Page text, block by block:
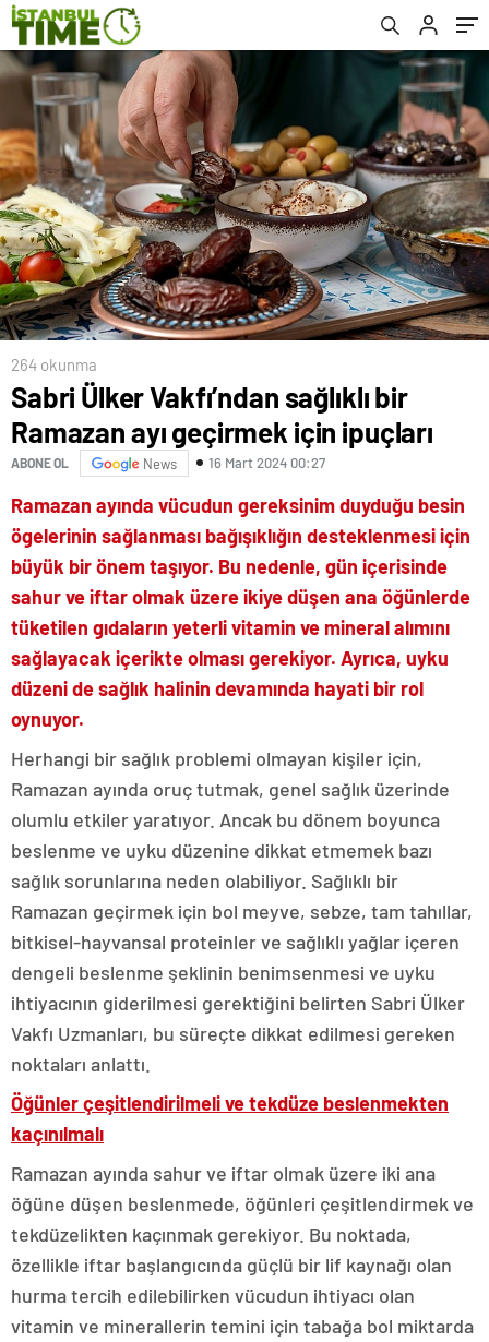
264 okunma
Sabri Ülker Vakfı’ndan sağlıklı bir
Ramazan ayı geçirmek için ipuçları
ABONE OL News 16 Mart 2024 00:27
Ramazan ayında vücudun gereksinim duyduğu besin
ögelerinin sağlanması bağışıklığın desteklenmesi için
büyük bir önem taşıyor. Bu nedenle, gün içerisinde
sahur ve iftar olmak üzere ikiye düşen ana öğünlerde
tüketilen gıdaların yeterli vitamin ve mineral alımını
sağlayacak içerikte olması gerekiyor. Ayrıca, uyku
düzeni de sağlık halinin devamında hayati bir rol
oynuyor.
Herhangi bir sağlık problemi olmayan kişiler için,
Ramazan ayında oruç tutmak, genel sağlık üzerinde
olumlu etkiler yaratıyor. Ancak bu dönem boyunca
beslenme ve uyku düzenine dikkat etmemek bazı
sağlık sorunlarına neden olabiliyor. Sağlıklı bir
Ramazan geçirmek için bol meyve, sebze, tam tahıllar,
bitkisel-hayvansal proteinler ve sağlıklı yağlar içeren
dengeli beslenme şeklinin benimsenmesi ve uyku
ihtiyacının giderilmesi gerektiğini belirten Sabri Ülker
Vakfı Uzmanları, bu süreçte dikkat edilmesi gereken
noktaları anlattı.
Öğünler çeşitlendirilmeli ve tekdüze beslenmekten
kaçınılmalı
Ramazan ayında sahur ve iftar olmak üzere iki ana
öğüne düşen beslenmede, öğünleri çeşitlendirmek ve
tekdüzelikten kaçınmak gerekiyor. Bu noktada,
özellikle iftar başlangıcında güçlü bir lif kaynağı olan
hurma tercih edilebilirken vücudun ihtiyacı olan
vitamin ve minerallerin temini için tabağa bol miktarda